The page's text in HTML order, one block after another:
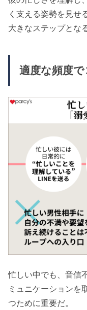
く支える姿勢を見せ
大きなステップとな
適度な頻度
忙しい中でも、音信
ミュニケーションを
つために重要だ。